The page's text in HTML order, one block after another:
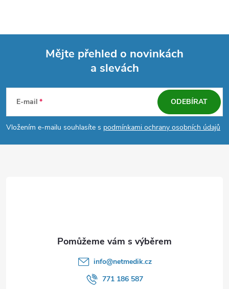
p
a
Mějte přehled o novinkách
a slevách
E-mail
Vložením e-mailu souhlasíte s podmínkami ochrany osobních údajů
ODEBÍRAT
info@netmedik.cz
771 186 587